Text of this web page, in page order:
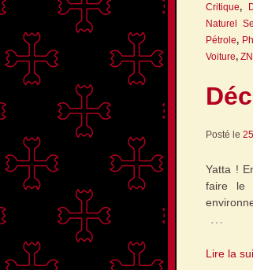
Critique,
Naturel
Pétrole,
Voiture,
Posté le
Yatta !
faire le
…
Lire la